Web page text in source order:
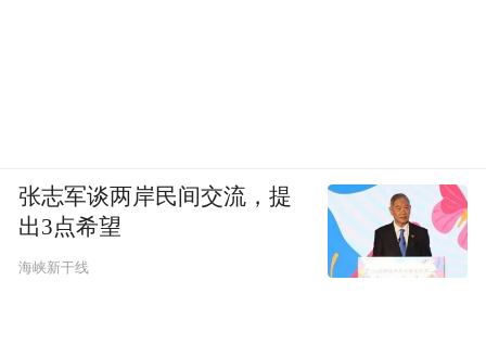
张志军谈两岸民间交流，提
出3点希望
海峡新干线